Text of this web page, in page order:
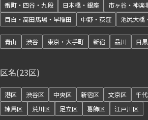
番町・四谷・九段
日本橋・銀座 市ヶ谷・神楽
目白・高田馬場・早稲田
中野・荻窪 池尻大橋
青山 渋谷 東京・大手町 新宿 品川 目
区名(23区)
港区 渋谷区 中央区 新宿区 文京区 千
練馬区
荒川区 足立区 葛飾区 江戸川区